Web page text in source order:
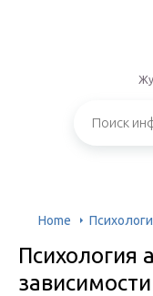
Home
Психология
зависимости